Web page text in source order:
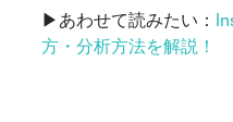
▶︎あわせて読みたい：
方・分析方法を解説！